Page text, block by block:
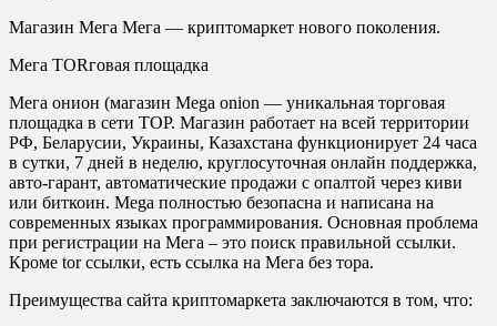
Магазин Мега Мега — криптомаркет нового поколения.
Мега ТORговая площадка
Мега онион (магазин Mega onion — уникальная торговая
площадка в сети ТОР. Магазин работает на всей территории
РФ, Беларусии, Украины, Казахстана функционирует 24 часа
в сутки, 7 дней в неделю, круглосуточная онлайн поддержка,
авто-гарант, автоматические продажи с опалтой через киви
или биткоин. Mega полностью безопасна и написана на
современных языках программирования. Основная проблема
при регистрации на Мега – это поиск правильной ссылки.
Кроме tor ссылки, есть ссылка на Мега без тора.
Преимущества сайта криптомаркета заключаются в том, что: